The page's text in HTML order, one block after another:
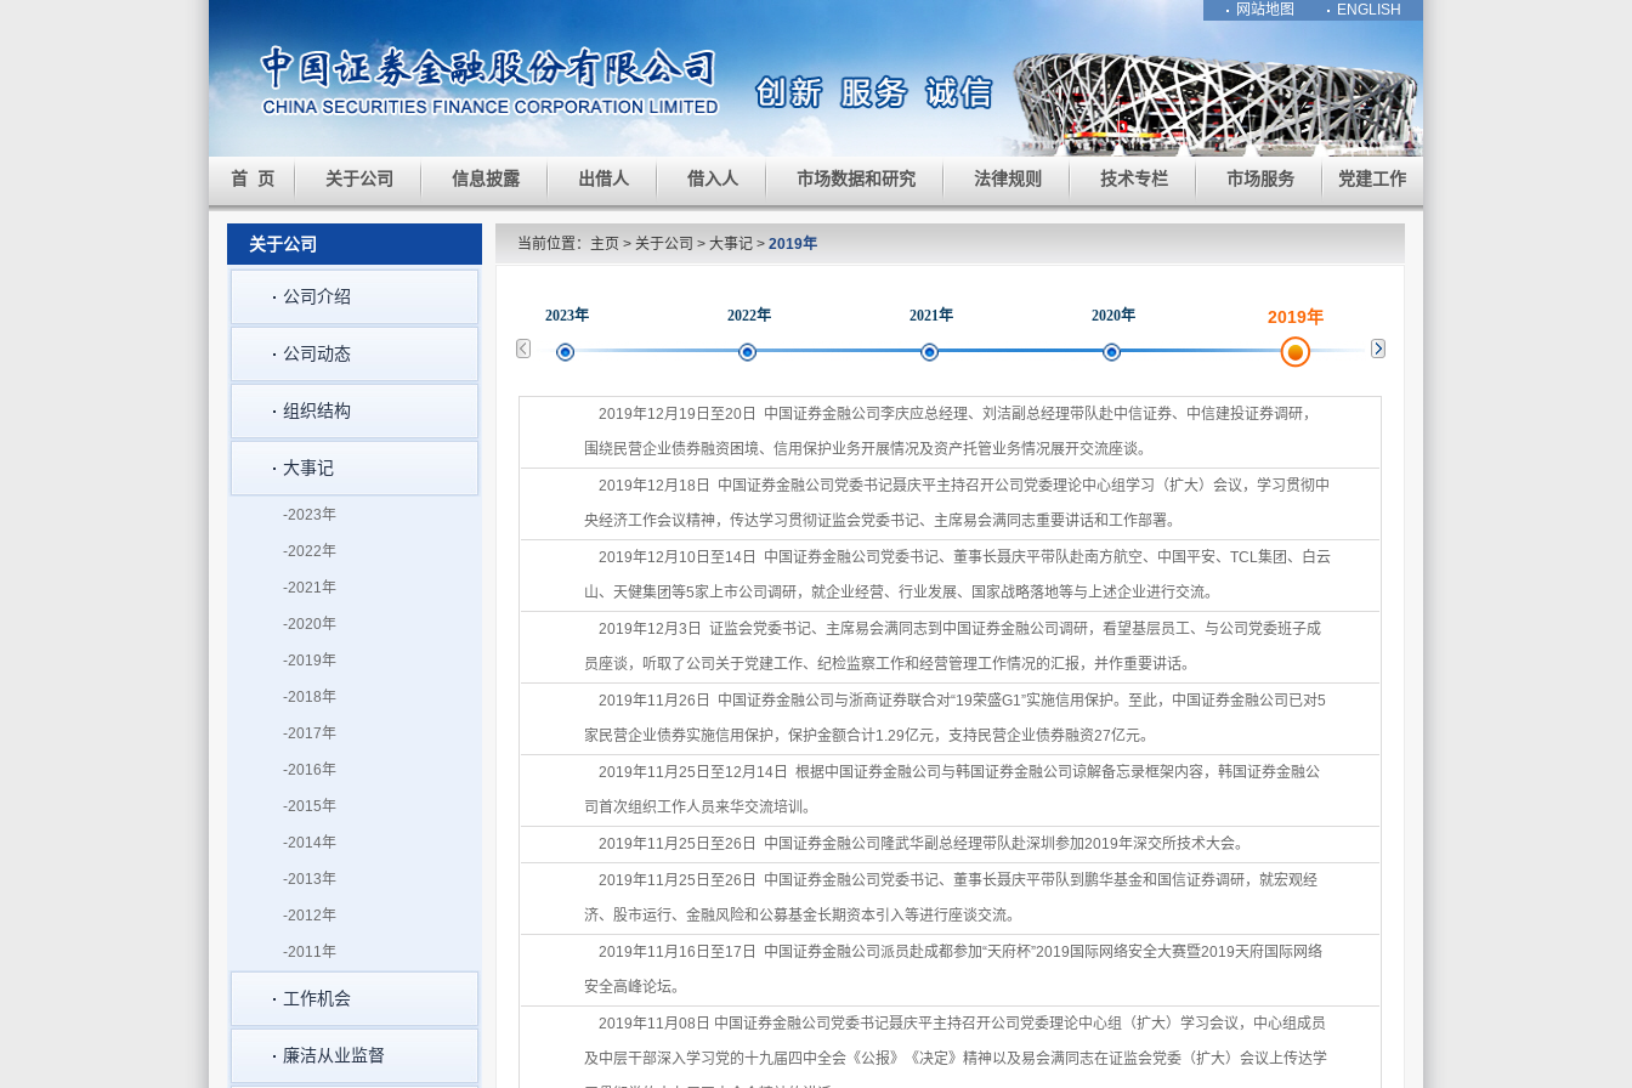
网站地图 ENGLISH
首 页 关于公司 信息披露 出借人 借入人 市场数据和研究 法律规则 技术专栏 市场服务 党建工作
关于公司
公司介绍
公司动态
组织结构
大事记
-2023年
-2022年
-2021年
-2020年
-2019年
-2018年
-2017年
-2016年
-2015年
-2014年
-2013年
-2012年
-2011年
工作机会
廉洁从业监督
当前位置： 主页 > 关于公司 > 大事记 > 2019年
2023年 2022年 2021年 2020年 2019年
2019年12月19日至20日 中国证券金融公司李庆应总经理、刘洁副总经理带队赴中信证券、中信建投证券调研，
围绕民营企业债券融资困境、信用保护业务开展情况及资产托管业务情况展开交流座谈。
2019年12月18日 中国证券金融公司党委书记聂庆平主持召开公司党委理论中心组学习（扩大）会议，学习贯彻中
央经济工作会议精神，传达学习贯彻证监会党委书记、主席易会满同志重要讲话和工作部署。
2019年12月10日至14日 中国证券金融公司党委书记、董事长聂庆平带队赴南方航空、中国平安、TCL集团、白云
山、天健集团等5家上市公司调研，就企业经营、行业发展、国家战略落地等与上述企业进行交流。
2019年12月3日 证监会党委书记、主席易会满同志到中国证券金融公司调研，看望基层员工、与公司党委班子成
员座谈，听取了公司关于党建工作、纪检监察工作和经营管理工作情况的汇报，并作重要讲话。
2019年11月26日 中国证券金融公司与浙商证券联合对“19荣盛G1”实施信用保护。至此，中国证券金融公司已对5
家民营企业债券实施信用保护，保护金额合计1.29亿元，支持民营企业债券融资27亿元。
2019年11月25日至12月14日 根据中国证券金融公司与韩国证券金融公司谅解备忘录框架内容，韩国证券金融公
司首次组织工作人员来华交流培训。
2019年11月25日至26日 中国证券金融公司隆武华副总经理带队赴深圳参加2019年深交所技术大会。
2019年11月25日至26日 中国证券金融公司党委书记、董事长聂庆平带队到鹏华基金和国信证券调研，就宏观经
济、股市运行、金融风险和公募基金长期资本引入等进行座谈交流。
2019年11月16日至17日 中国证券金融公司派员赴成都参加“天府杯”2019国际网络安全大赛暨2019天府国际网络
安全高峰论坛。
2019年11月08日 中国证券金融公司党委书记聂庆平主持召开公司党委理论中心组（扩大）学习会议，中心组成员
及中层干部深入学习党的十九届四中全会《公报》《决定》精神以及易会满同志在证监会党委（扩大）会议上传达学